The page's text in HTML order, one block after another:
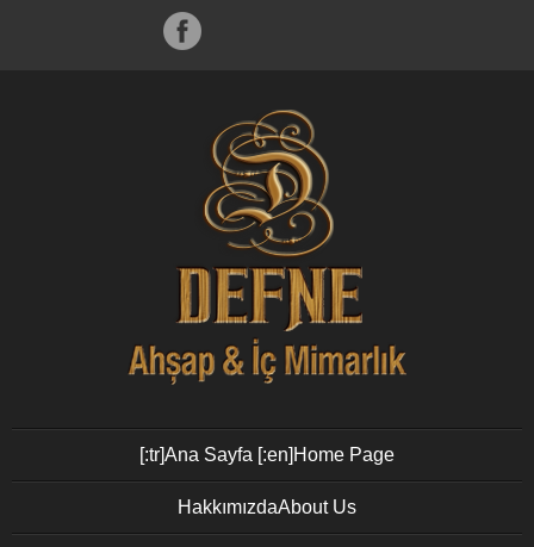
[:tr]Ana Sayfa [:en]Home Page
HakkımızdaAbout Us